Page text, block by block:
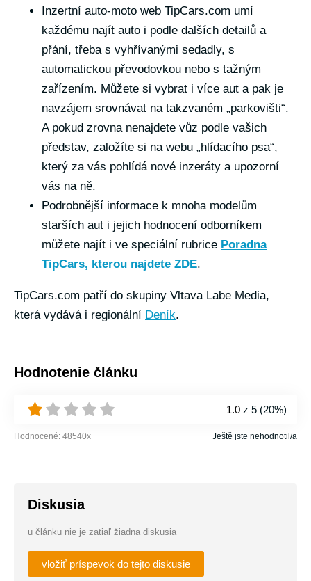
Inzertní auto-moto web TipCars.com umí
každému najít auto i podle dalších detailů a
přání, třeba s vyhřívanými sedadly, s
automatickou převodovkou nebo s tažným
zařízením. Můžete si vybrat i více aut a pak je
navzájem srovnávat na takzvaném „parkovišti“.
A pokud zrovna nenajdete vůz podle vašich
představ, založíte si na webu „hlídacího psa“,
který za vás pohlídá nové inzeráty a upozorní
vás na ně.
Podrobnější informace k mnoha modelům
starších aut i jejich hodnocení odborníkem
můžete najít i ve speciální rubrice Poradna
TipCars, kterou najdete ZDE.
TipCars.com patří do skupiny Vltava Labe Media,
která vydává i regionální Deník.
Hodnotenie článku
1.0 z 5 (20%)
Hodnocené: 48540x Ještě jste nehodnotil/a
Diskusia
u článku nie je zatiaľ žiadna diskusia
vložiť príspevok do tejto diskusie